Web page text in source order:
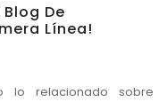
De
Línea!
lo relacionado sobre